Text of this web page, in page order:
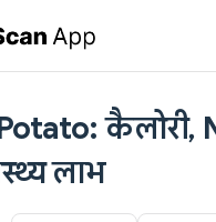
कैलोरी,
लाभ